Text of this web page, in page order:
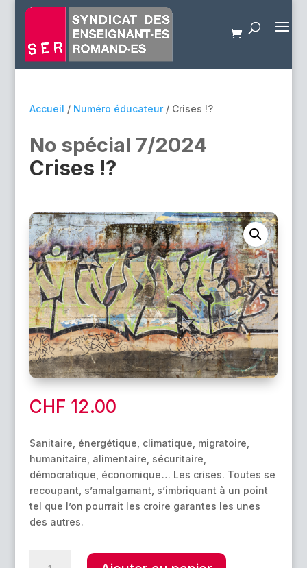
Accueil / Numéro éducateur/ Crises !?
No spécial 7/2024
Crises !?
CHF 12.00
Sanitaire, énergétique, climatique, migratoire,
humanitaire, alimentaire, sécuritaire,
démocratique, économique … Les crises. Toutes se
recoupant, s’amalgamant, s’imbriquant à un point
tel que l’on pourrait les croire garantes les unes
des autres.
A